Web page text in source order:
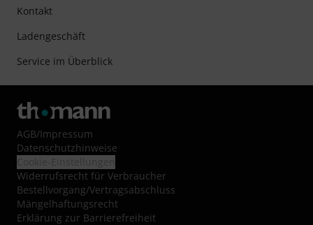
Kontakt
Ladengeschäft
Service im Überblick
AGB/Impressum
Datenschutzhinweise
Widerrufsrecht für Verbraucher
Bestellvorgang/Vertragsabschluss
Mängelhaftungsrecht
Erklärung zur Barrierefreiheit